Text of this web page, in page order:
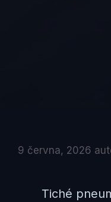
9 června, 2026
Tiché